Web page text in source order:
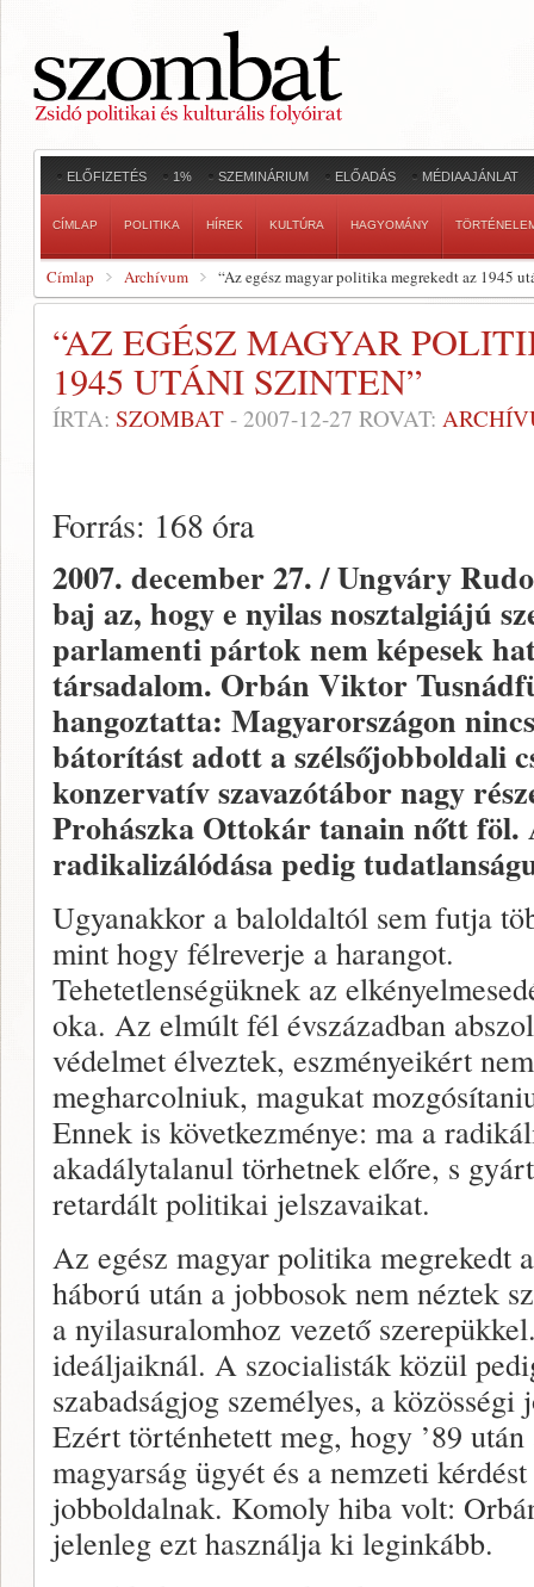
ELŐFIZETÉS 1% SZEMINÁRIUM ELŐADÁS MÉDIAAJÁNLAT
CÍMLAP POLITIKA HÍREK KULTÚRA HAGYOMÁNY
Címlap Archívum “Az egész magyar politika megrekedt az 1945
“AZ EGÉSZ MAGYAR
1945 UTÁNI SZINTEN”
ÍRTA: SZOMBAT - 2007-12-27 ROVAT:
Forrás: 168 óra
2007. december 27. / Ungváry
baj az, hogy e nyilas nosztalgiájú
parlamenti pártok nem képesek
társadalom. Orbán Viktor
hangoztatta: Magyarországon
bátorítást adott a szélsőjobboldali
konzervatív szavazótábor nagy
Prohászka Ottokár tanain nőtt
radikalizálódása pedig
Ugyanakkor a baloldaltól sem futja
mint hogy félreverje a harangot.
Tehetetlenségüknek az
oka. Az elmúlt fél évszázadban
védelmet élveztek, eszményeikért
megharcolniuk, magukat
Ennek is következménye: ma a
akadálytalanul törhetnek előre, s
retardált politikai jelszavaikat.
Az egész magyar politika megrekedt
háború után a jobbosok nem néztek
a nyilasuralomhoz vezető
ideáljaiknál. A szocialisták közül
szabadságjog személyes, a
Ezért történhetett meg, hogy ’89
magyarság ügyét és a nemzeti
jobboldalnak. Komoly hiba volt:
jelenleg ezt használja ki leginkább.